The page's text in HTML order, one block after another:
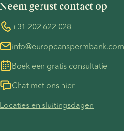
Neem gerust contact op
+31 202 622 028
info@europeanspermbank.com
Boek een gratis consultatie
Chat met ons hier
Locaties en sluitingsdagen
Informatie over de TP53-zaak
COVID-19
Whistleblower